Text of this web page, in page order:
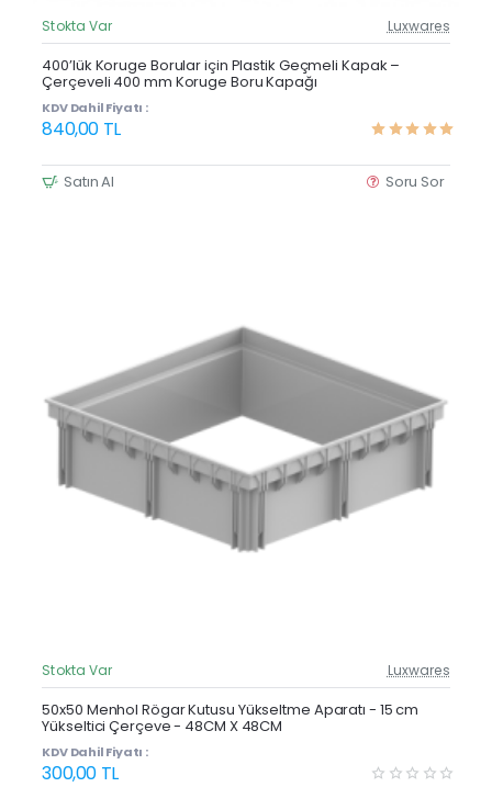
Güncel Fiyat
Stokta Var Luxwares
400’lük Koruge Borular için Plastik Geçmeli Kapak –
Çerçeveli 400 mm Koruge Boru Kapağı
KDV Dahil Fiyatı :
840,00 TL
Satın Al Soru Sor
Güncel Fiyat
Yeni Ürün
Stokta Var Luxwares
50x50 Menhol Rögar Kutusu Yükseltme Aparatı - 15 cm
Yükseltici Çerçeve - 48CM X 48CM
KDV Dahil Fiyatı :
300,00 TL